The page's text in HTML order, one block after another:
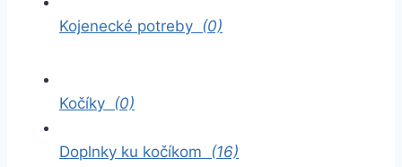
Kojenecké potreby (0)
Kočíky (0)
Doplnky ku kočíkom (16)